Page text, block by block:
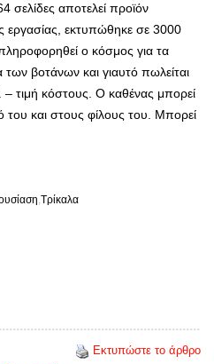
σελίδες αποτελεί προϊόν
εργασίας, εκτυπώθηκε σε 3000
ο κόσμος για τα
βοτάνων και γιαυτό πωλείται
τιμή κόστους. Ο καθένας μπορεί
του και στους φίλους του. Μπορεί
Τρίκαλα
Εκτυπώστε το άρθρο